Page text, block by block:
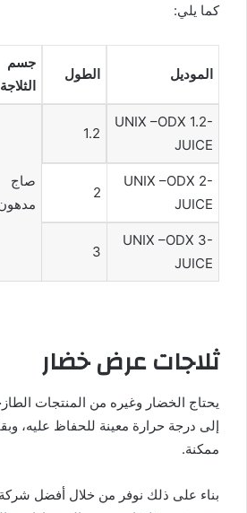
كما يلي:
الموديل الطول
جسم
الثلاجة
UNIX –ODX 1.2-
JUICE
1.2
صاج
UNIX –ODX 2-
JUICE
2
UNIX –ODX 3-
JUICE
3
ثلاجات عرض خضار
يحتاج الخضار وغيره من المنتجات
إلى درجة حرارة معينة للحفاظ عليه،
ممكنة.
بناء على ذلك نوفر من خلال أفضل